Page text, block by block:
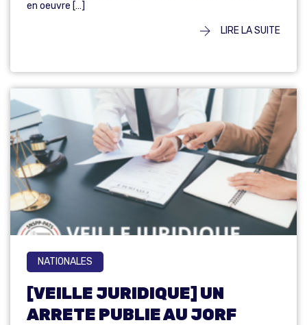
en oeuvre […]
LIRE LA SUITE
NATIONALES
[VEILLE JURIDIQUE] UN
ARRETE PUBLIE AU JORF